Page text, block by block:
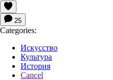
25
Categories:
Искусство
Культура
История
Cancel